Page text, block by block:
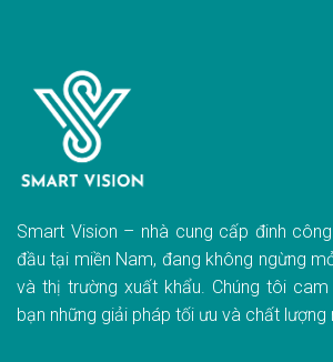
Smart Vision – nhà cung cấp đinh
đầu tại miền Nam, đang không ngừng
và thị trường xuất khẩu. Chúng tôi
bạn những giải pháp tối ưu và chất lượng